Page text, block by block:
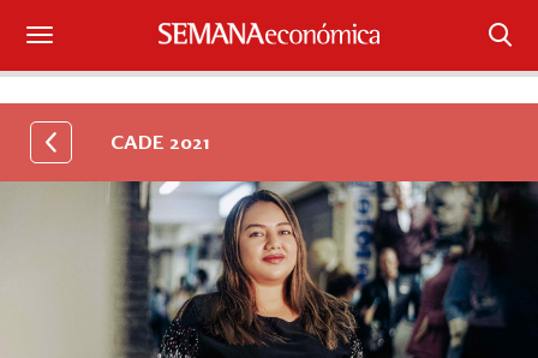
Iniciar sesión
Portada
¿Qué está pasando?
Sectores y Empresas
CADE 2021